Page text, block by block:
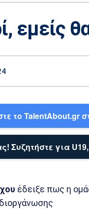
εμείς
το TalentAbout.gr
Συζητήστε για
έδειξε πως η